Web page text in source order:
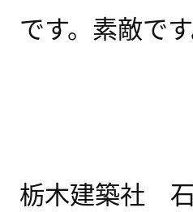
です。素敵で
栃木建築社